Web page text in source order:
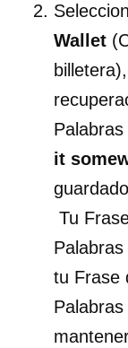
Wallet
billetera),
it
Tu
tu Frase